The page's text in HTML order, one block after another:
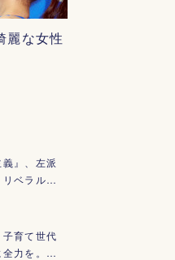
麗な女性
』、左派
リベラル…
育て世代
全力を。…